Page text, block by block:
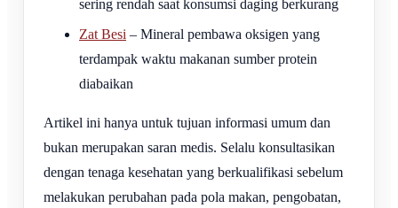
sering rendah saat konsumsi daging berkurang
Zat Besi – Mineral pembawa oksigen yang
terdampak waktu makanan sumber protein
diabaikan
Artikel ini hanya untuk tujuan informasi umum dan
bukan merupakan saran medis. Selalu konsultasikan
dengan tenaga kesehatan yang berkualifikasi sebelum
melakukan perubahan pada pola makan, pengobatan,